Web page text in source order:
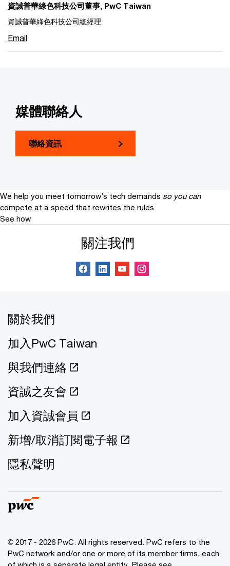
資誠普華綠色科技公司董事, PwC Taiwan
資誠普華綠色科技公司總經理
Email
媒體聯絡人
聯絡資訊
We help you meet tomorrow’s tech demands so you can
compete at a speed that rewrites the rules
See how
關注我們
關於我們
加入PwC Taiwan
與我們連絡
資誠之友會
加入資誠會員
新增/取消訂閱電子報
隱私聲明
© 2017 - 2026 PwC. All rights reserved. PwC refers to the
PwC network and/or one or more of its member firms, each